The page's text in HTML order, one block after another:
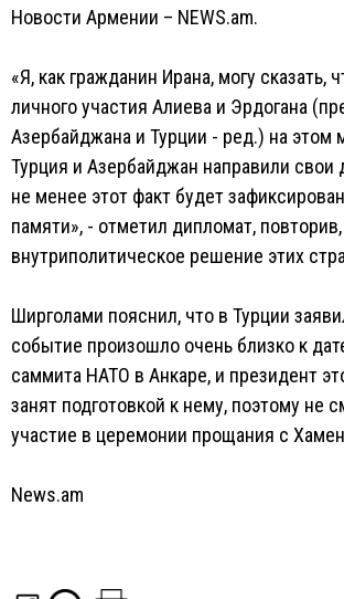
Новости Армении – NEWS.am.
«Я, как гражданин Ирана, могу сказать,
личного участия Алиева и Эрдогана
Азербайджана и Турции - ред.) на этом
Турция и Азербайджан направили свои
не менее этот факт будет
памяти», - отметил дипломат,
внутриполитическое решение этих
Ширголами пояснил, что в Турции
событие произошло очень близко к
саммита НАТО в Анкаре, и президент
занят подготовкой к нему, поэтому не
участие в церемонии прощания с
News.am